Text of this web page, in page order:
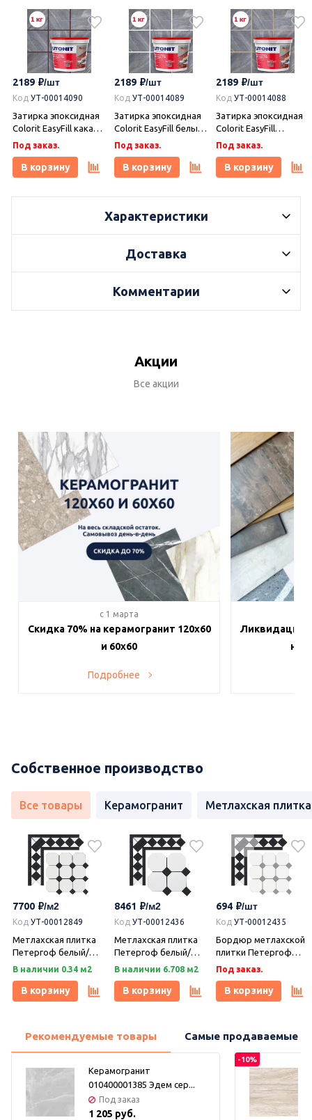
2189
Код УТ-00014090
Затирка эпоксидная
Colorit EasyFill какао 1
кг, Плитонит
Под заказ.
В корзину
2189
Код УТ-00014089
Затирка эпоксидная
Colorit EasyFill белый
1 кг, Плитонит
Под заказ.
В корзину
2189
Код УТ-00014088
Затирка эпоксидная
Colorit EasyFill
бежевый 1 кг,
Плитонит
Под заказ.
В корзину
Характеристики
Доставка
Комментарии
Акции
Все акции
c 1 марта
Скидка 70% на керамогранит 120х60
и 60х60
Подробнее
Ликвидация
на
Собственное производство
Все товары Керамогранит Метлахская плитка
7700
Код УТ-00012849
Метлахская плитка
Петергоф белый/
черный (001/013)
(Керамарк)
В наличии 0.34 м2
В корзину
8461
Код УТ-00012436
Метлахская плитка
Петергоф белый/
черный (001/013)
(Керамарк)
В наличии 6.708 м2
В корзину
694
Код УТ-00012435
Бордюр метлахской
плитки Петергоф
белый/черный
(001/013) 30,9х15,8,
Keramark (Керамарк)
Под заказ.
В корзину
Рекомендуемые товары Самые продаваемые
Керамогранит
010400001385 Эдем сер...
Под заказ
1 205 руб.
-10%